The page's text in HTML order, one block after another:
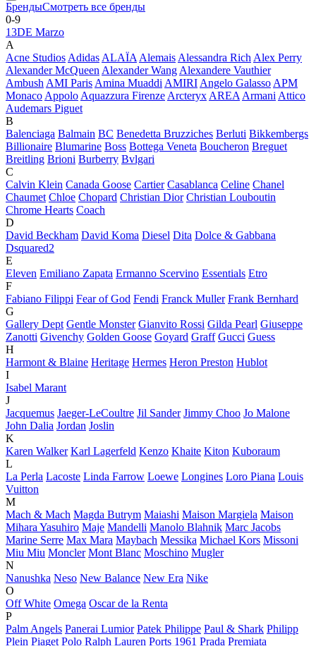
БрендыСмотреть все бренды
0-9
13DE Marzo
A
Acne StudiosAdidasALAÏAAlemaisAlessandra RichAlex Perry
Alexander McQueenAlexander WangAlexandere Vauthier
AmbushAMI ParisAmina MuaddiAMIRIAngelo GalassoAPM
MonacoAppoloAquazzura FirenzeArcteryxAREAArmaniAttico
Audemars Piguet
B
Balenciaga Balmain BC Benedetta Bruzziches Berluti Bikkembergs
Billionaire Blumarine Boss Bottega Veneta Boucheron Breguet
Breitling Brioni Burberry Bvlgari
C
Calvin Klein Canada Goose Cartier Casablanca Celine Chanel
Chaumet Chloe Chopard Christian Dior Christian Louboutin
Chrome Hearts Coach
D
David Beckham David Koma Diesel Dita Dolce & Gabbana
Dsquared2
E
Eleven Emiliano Zapata Ermanno Scervino Essentials Etro
F
Fabiano Filippi Fear of God Fendi Franck Muller Frank Bernhard
G
Gallery Dept Gentle Monster Gianvito Rossi Gilda Pearl Giuseppe
Zanotti Givenchy Golden Goose Goyard Graff Gucci Guess
H
Harmont & Blaine Heritage Hermes Heron Preston Hublot
I
Isabel Marant
J
Jacquemus Jaeger-LeCoultre Jil Sander Jimmy Choo Jo Malone
John Dalia Jordan Joslin
K
Karen Walker Karl Lagerfeld Kenzo Khaite Kiton Kuboraum
L
La Perla Lacoste Linda Farrow Loewe Longines Loro Piana Louis
Vuitton
M
Mach & Mach Magda Butrym Maiashi Maison Margiela Maison
Mihara Yasuhiro Maje Mandelli Manolo Blahnik Marc Jacobs
Marine Serre Max Mara Maybach Messika Michael Kors Missoni
Miu Miu Moncler Mont Blanc Moschino Mugler
N
Nanushka Neso New Balance New Era Nike
O
Off White Omega Oscar de la Renta
P
Palm Angels Panerai Lumior Patek Philippe Paul & Shark Philipp
Plein Piaget Polo Ralph Lauren Ports 1961 Prada Premiata